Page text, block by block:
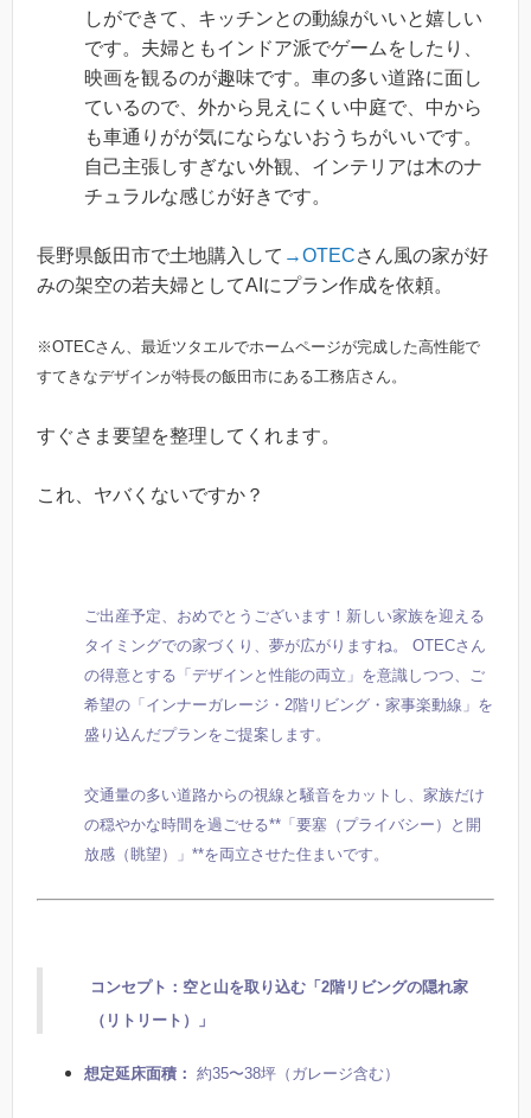
しができて、キッチンとの動線がいいと嬉しい
です。夫婦ともインドア派でゲームをしたり、
映画を観るのが趣味です。車の多い道路に面し
ているので、外から見えにくい中庭で、中から
も車通りがが気にならないおうちがいいです。
自己主張しすぎない外観、インテリアは木のナ
チュラルな感じが好きです。
長野県飯田市で土地購入して →OTECさん風の家が好
みの架空の若夫婦としてAIにプラン作成を依頼。
※OTECさん、最近ツタエルでホームページが完成した高性能で
すてきなデザインが特長の飯田市にある工務店さん。
すぐさま要望を整理してくれます。
これ、ヤバくないですか？
ご出産予定、おめでとうございます！新しい家族を迎える
タイミングでの家づくり、夢が広がりますね。 OTECさん
の得意とする「デザインと性能の両立」を意識しつつ、ご
希望の「インナーガレージ・2階リビング・家事楽動線」を
盛り込んだプランをご提案します。
交通量の多い道路からの視線と騒音をカットし、家族だけ
の穏やかな時間を過ごせる**「要塞（プライバシー）と開
放感（眺望）」**を両立させた住まいです。
コンセプト：空と山を取り込む「2階リビングの隠れ家
（リトリート）」
想定延床面積： 約35〜38坪（ガレージ含む）